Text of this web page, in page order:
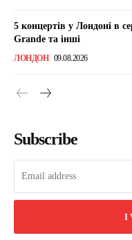
5 концертів у Лондоні в
Grande та інші
ЛОНДОН 09.08.2026
Subscribe
I